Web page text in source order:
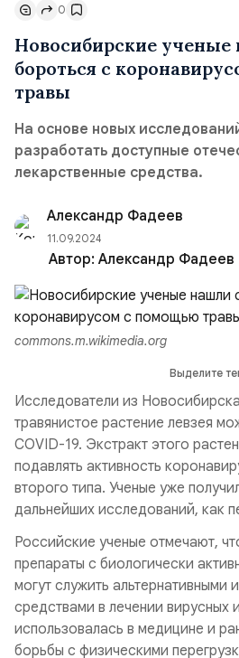
0
Новосибирские ученые
бороться с
травы
На основе новых
разработать доступные
лекарственные средства.
Александр Фадеев
11.09.2024
Автор: Александр Фадеев
commons.m.wikimedia.org
Выделите
Исследователи из
травянистое растение левзея
COVID-19. Экстракт этого
подавлять активность
второго типа. Ученые уже
дальнейших исследований, как
Российские ученые отмечают,
препараты с биологически
могут служить альтернативными
средствами в лечении вирусных
использовалась в медицине и
борьбы с физическими